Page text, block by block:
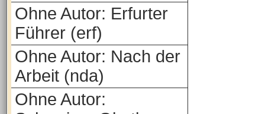
Ohne Autor: Erfurter
Führer (erf)
Ohne Autor: Nach der
Arbeit (nda)
Ohne Autor: